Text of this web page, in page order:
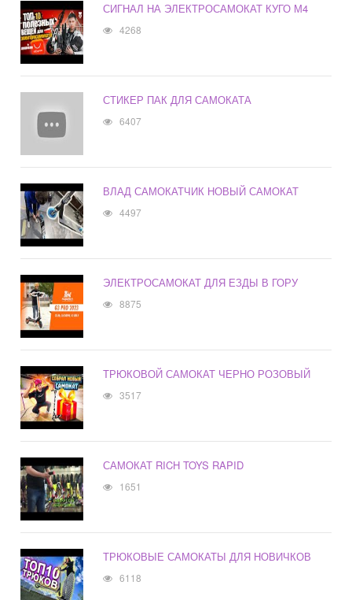
СИГНАЛ НА ЭЛЕКТРОСАМОКАТ КУГО М4
4268
СТИКЕР ПАК ДЛЯ САМОКАТА
6407
ВЛАД САМОКАТЧИК НОВЫЙ САМОКАТ
4497
ЭЛЕКТРОСАМОКАТ ДЛЯ ЕЗДЫ В ГОРУ
8875
ТРЮКОВОЙ САМОКАТ ЧЕРНО РОЗОВЫЙ
3517
САМОКАТ RICH TOYS RAPID
1651
ТРЮКОВЫЕ САМОКАТЫ ДЛЯ НОВИЧКОВ
6118